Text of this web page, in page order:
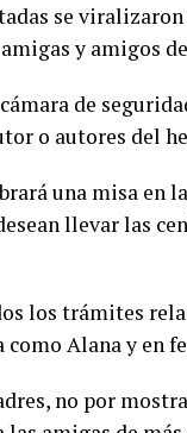
se
y amigos
de
o autores del
una misa
llevar las
los trámites
Alana y en
no por